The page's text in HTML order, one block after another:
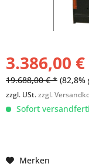
3.386,00
19.688,00 € * (82,8%
zzgl. USt.zzgl.
Sofort
Merken